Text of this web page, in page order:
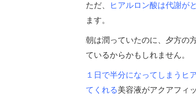
ただ、 ヒアルロン酸は代謝が
ます。
朝は潤っていたのに、夕方の
ているからかもしれません。
１日で半分になってしまうヒ
てくれる美容液がアクアフィ